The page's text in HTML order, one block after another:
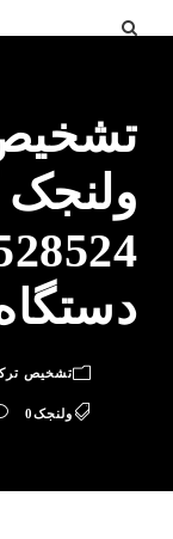
تشخیص
ولنجک0